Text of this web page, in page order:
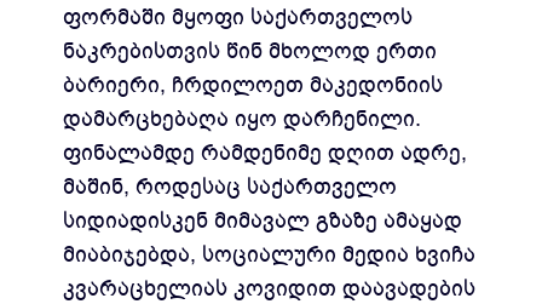
ფორმაში მყოფი საქართველოს
ნაკრებისთვის წინ მხოლოდ ერთი
ბარიერი, ჩრდილოეთ მაკედონიის
დამარცხებაღა იყო დარჩენილი.
ფინალამდე რამდენიმე დღით ადრე,
მაშინ, როდესაც საქართველო
სიდიადისკენ მიმავალ გზაზე ამაყად
მიაბიჯებდა, სოციალური მედია ხვიჩა
კვარაცხელიას კოვიდით დაავადების